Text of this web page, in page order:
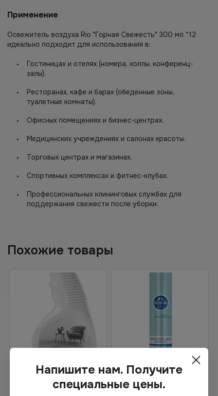
Применение
Освежитель воздуха Rio "Горная Свежесть" 300 мл *12
идеально подходит для использования в:
Гостиницах и отелях (номера, холлы, конференц-
залы).
Ресторанах, кафе и барах (обеденные зоны,
туалетные комнаты).
Офисных помещениях и бизнес-центрах.
Медицинских учреждениях и салонах красоты.
Торговых центрах и магазинах.
Спортивных комплексах и фитнес-клубах.
Профессиональных клининговых службах для
поддержания свежести после уборки.
Похожие товары
Цена по запросу
Напишите нам. Получите
специальные цены.